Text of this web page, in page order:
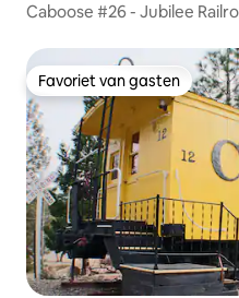
Caboose #26 - Jubilee
Favoriet van gasten
Favoriet van gasten